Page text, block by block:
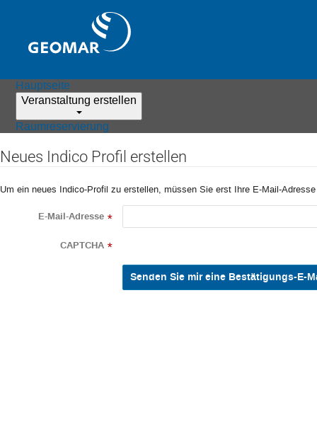
Hauptseite
Veranstaltung erstellen
Raumreservierung
Neues Indico Profil erstellen
Um ein neues Indico-Profil zu erstellen, müssen Sie erst Ihre E-Mail-
E-Mail-Adresse *
CAPTCHA *